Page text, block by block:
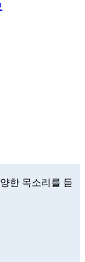
한 목소리를 듣